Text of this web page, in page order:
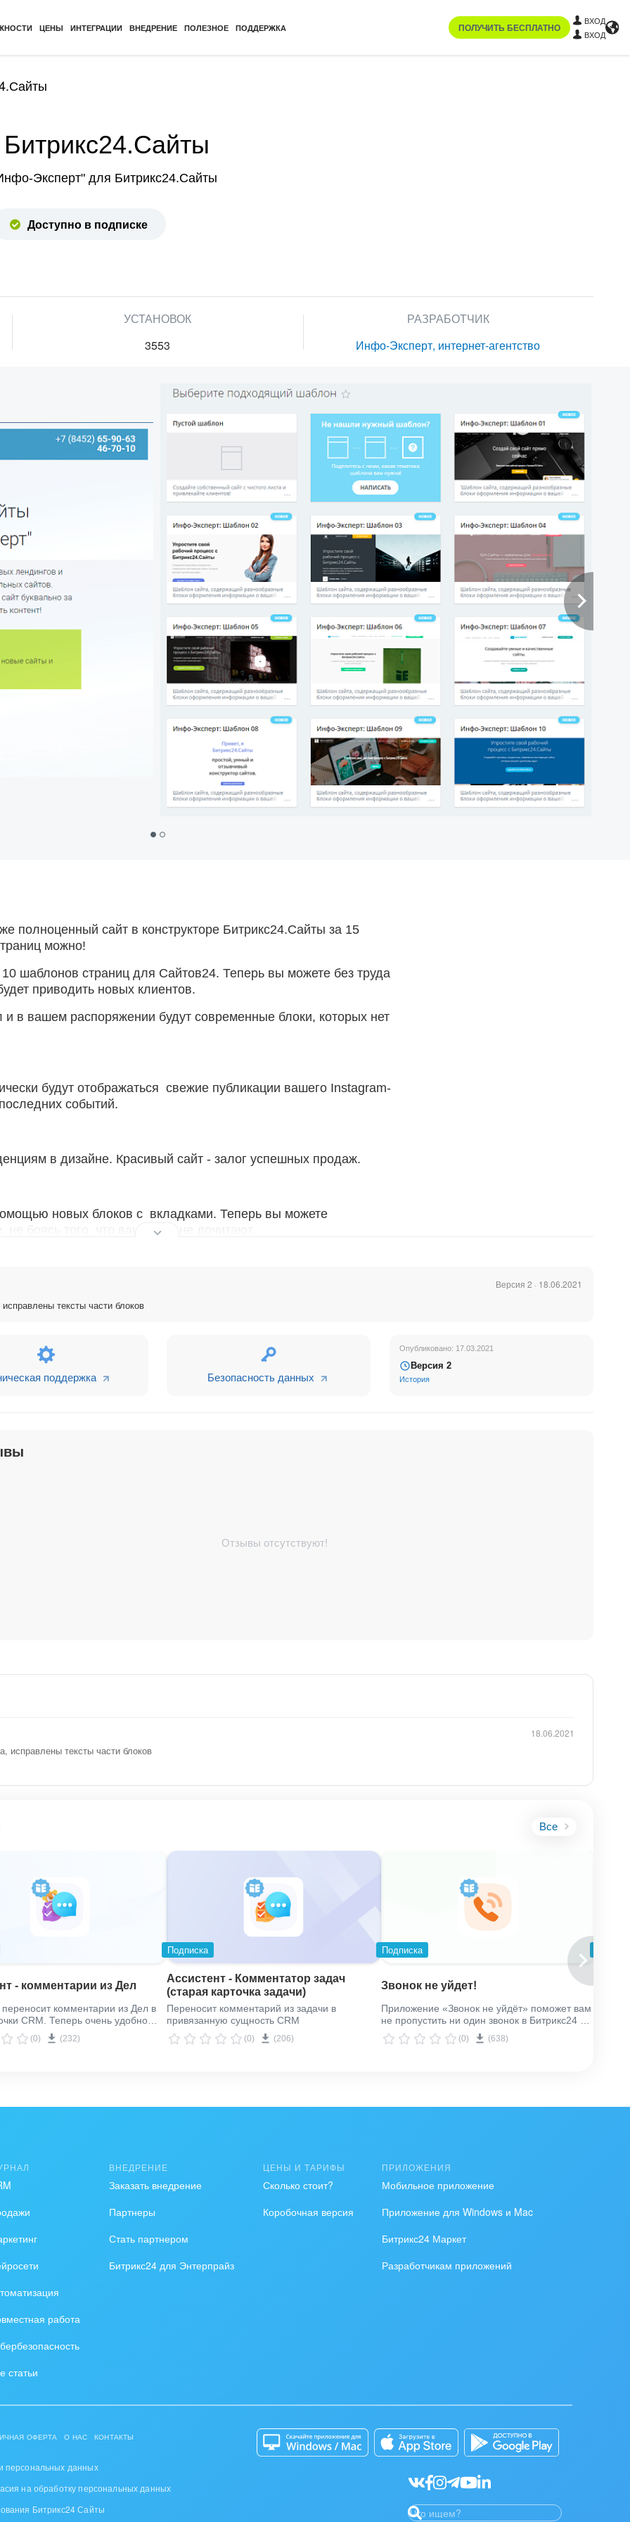
ЦЕНЫ ИНТЕГРАЦИИ ВНЕДРЕНИЕ ПОЛЕЗНОЕ ПОДДЕРЖКА ПОЛУЧИТЬ БЕСПЛАТНО
ВХОД
ВХОД
Эксперт" для Битрикс24.Сайты
Доступно в подписке
УСТАНОВОК
3553
РАЗРАБОТЧИК
Инфо-Эксперт, интернет-агентство
полноценный сайт в конструкторе Битрикс24.Сайты за 15
можно!
шаблонов страниц для Сайтов24. Теперь вы можете без труда
приводить новых клиентов.
в вашем распоряжении будут современные блоки, которых нет
будут отображаться свежие публикации вашего Instagram-
событий.
в дизайне. Красивый сайт - залог успешных продаж.
новых блоков с вкладками. Теперь вы можете
боясь того, что ваш текст не дочитают.
У нас накоплена экспертиза в web-технологиях, и мы
Версия 2 · 18.06.2021
тексты части блоков
поддержка Безопасность данных
Опубликовано: 17.03.2021
Версия 2
История
Отзывы отсутствуют!
исправлены тексты части блоков
18.06.2021
Все
- комментарии из Дел
переносит комментарии из Дел в
CRM. Теперь очень удобно
всем в Канбане.
(0) (232)
Подписка
Ассистент - Комментатор задач
(старая карточка задачи)
Переносит комментарий из задачи в
привязанную сущность CRM
(0) (206)
Подписка
Звонок не уйдет!
Приложение «Звонок не уйдёт» поможет вам
не пропустить ни один звонок в Битрикс24 и
автоматически заставит ответственного
менеджера перезвонить!
(0) (638)
работа
статьи
ВНЕДРЕНИЕ
Заказать внедрение
Партнеры
Стать партнером
Битрикс24 для Энтерпрайз
ЦЕНЫ И ТАРИФЫ
Сколько стоит?
Коробочная версия
ПРИЛОЖЕНИЯ
Мобильное приложение
Приложение для Windows и Mac
Битрикс24 Маркет
Разработчикам приложений
ОФЕРТА О НАС КОНТАКТЫ
персональных данных
на обработку персональных данных
Битрикс24 Сайты